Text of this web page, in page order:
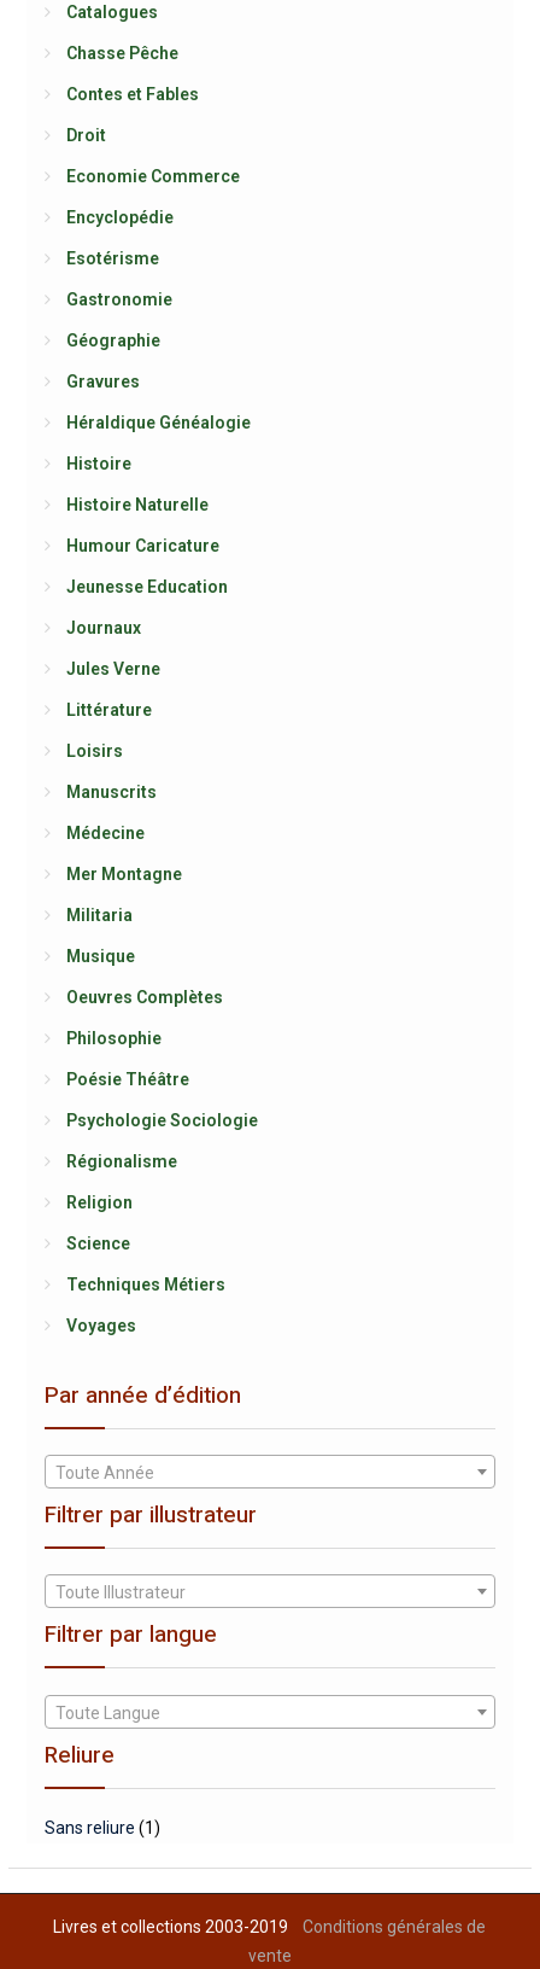
Catalogues
Chasse Pêche
Contes et Fables
Droit
Economie Commerce
Encyclopédie
Esotérisme
Gastronomie
Géographie
Gravures
Héraldique Généalogie
Histoire
Histoire Naturelle
Humour Caricature
Jeunesse Education
Journaux
Jules Verne
Littérature
Loisirs
Manuscrits
Médecine
Mer Montagne
Militaria
Musique
Oeuvres Complètes
Philosophie
Poésie Théâtre
Psychologie Sociologie
Régionalisme
Religion
Science
Techniques Métiers
Voyages
Par année d’édition
Toute Année
Filtrer par illustrateur
Toute Illustrateur
Filtrer par langue
Toute Langue
Reliure
Sans reliure (1)
Livres et collections 2003-2019Conditions générales de
vente